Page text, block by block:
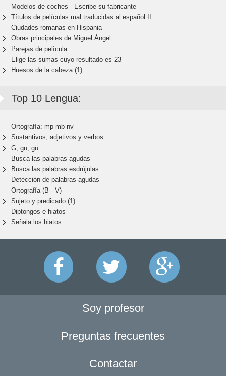
Modelos de coches - Escribe su fabricante
Títulos de películas mal traducidas al español II
Ciudades romanas en Hispania
Obras principales de Miguel Ángel
Parejas de película
Elige las sumas cuyo resultado es 23
Huesos de la cabeza (1)
Top 10 Lengua:
Ortografía: mp-mb-nv
Sustantivos, adjetivos y verbos
G, gu, gü
Busca las palabras agudas
Busca las palabras esdrújulas
Detección de palabras agudas
Ortografía (B - V)
Sujeto y predicado (1)
Diptongos e hiatos
Señala los hiatos
Soy profesor
Preguntas frecuentes
Contactar